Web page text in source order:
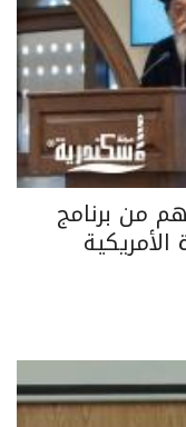
من برنامج
الأمريكية